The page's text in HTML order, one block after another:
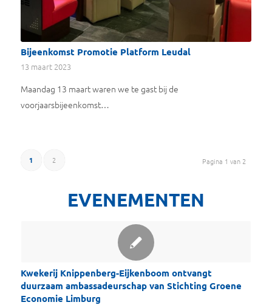
Bijeenkomst Promotie Platform Leudal
13 maart 2023
Maandag 13 maart waren we te gast bij de
voorjaarsbijeenkomst…
Pagina 1 van 2
1 2
EVENEMENTEN
Kwekerij Knippenberg-Eijkenboom ontvangt
duurzaam ambassadeurschap van Stichting Groene
Economie Limburg